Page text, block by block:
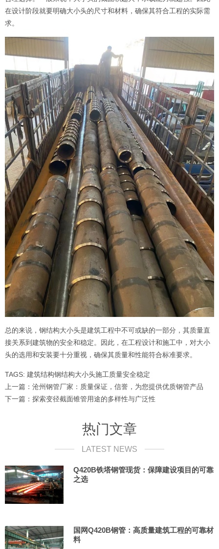
在设计阶段就要明确大小头的尺寸和材料，确保其符合工程的实际需
求。
总的来说，钢结构大小头是建筑工程中不可或缺的一部分，其质量直
接关系到建筑物的安全和稳定。因此，在工程设计和施工中，对大小
头的选用和安装要十分重视，确保其质量和性能符合标准要求。
TAGS: 建筑结构钢结构大小头施工质量安全稳定
上一篇： 沧州钢管厂家：质量保证，信誉，为您提供优质钢管产品
下一篇： 探索变径截面锥管用途的多样性与广泛性
热门文章
LATEST NEWS
Q420B铁塔钢管现货：保障建设项目的可靠
之选
国网Q420B钢管：高质量建筑工程的可靠材
料